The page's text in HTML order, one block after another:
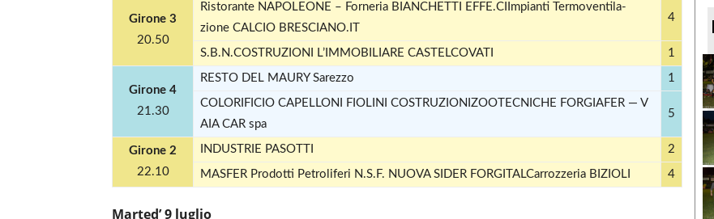
Girone 3
20.50
Risto­rante NAPOLEONE – For­ne­ria BIANCHETTI EFFE.CIImpianti Ter­mo­ven­ti­la­
zione CALCIO BRESCIANO.IT
4
S.B.N.COSTRUZIONI L’IMMOBILIARE CASTELCOVATI 1
Girone 4
21.30
RESTO DEL MAURY Sarezzo 1
COLORIFICIO CAPELLONI FIOLINI COSTRUZIONIZOOTECNICHE FORGIAFER — V
AIA CAR spa
5
Girone 2
22.10
INDUSTRIE PASOTTI 2
MASFER Pro­dotti Petro­li­feri N.S.F. NUOVA SIDER FORGITALCar­roz­ze­ria BIZIOLI 4
Marted’ 9 luglio